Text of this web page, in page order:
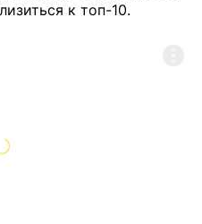
к топ-10.